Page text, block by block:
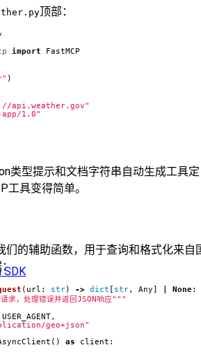
SDK
顶部：
import FastMCP
)
api.weather.gov"
app/1.0"
类型提示和文档字符串自动生成工具定
工具变得简单。
们的辅助函数，用于查询和格式化来自
( url : str) -> dict str, Any None:
求，处理错误并返回JSON响应"""
USER_AGENT,
geo+json"
() as client :